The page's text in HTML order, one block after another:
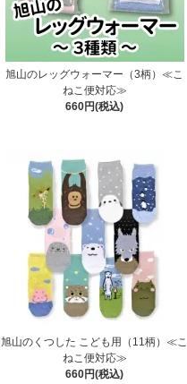
旭山のレッグウォーマー（3柄）≪こ
ねこ便対応≫
660円(税込)
旭山のくつした こども用（11柄）≪こ
ねこ便対応≫
660円(税込)